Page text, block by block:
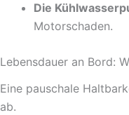
Die
Motorschaden.
Lebensdauer an Bord:
Eine pauschale
ab.